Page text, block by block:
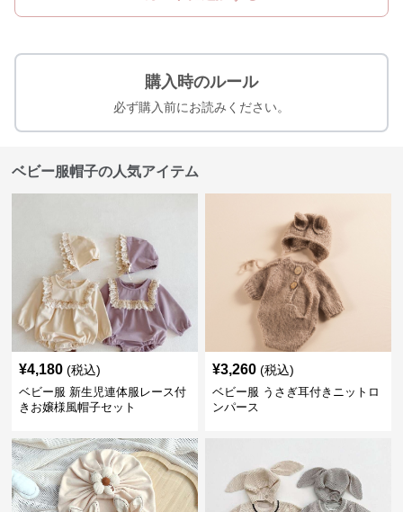
必ず購入前にお読みください。
ベビー服帽子の人気アイテム
¥4,180 (税込)
ベビー服 新生児連体服レース付
きお嬢様風帽子セット
(税込)
ベビー服 うさぎ耳付きニットロ
ンパース